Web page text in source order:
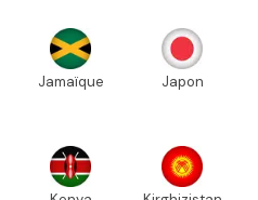
Jamaïque Japon